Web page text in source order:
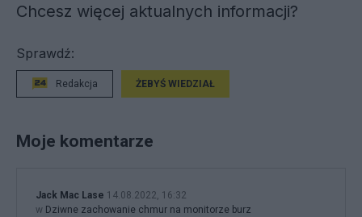
Chcesz więcej aktualnych informacji?
Sprawdź:
Redakcja ŻEBYŚ WIEDZIAŁ
Moje komentarze
Jack Mac Lase 14.08.2022, 16:32
w Dziwne zachowanie chmur na monitorze burz